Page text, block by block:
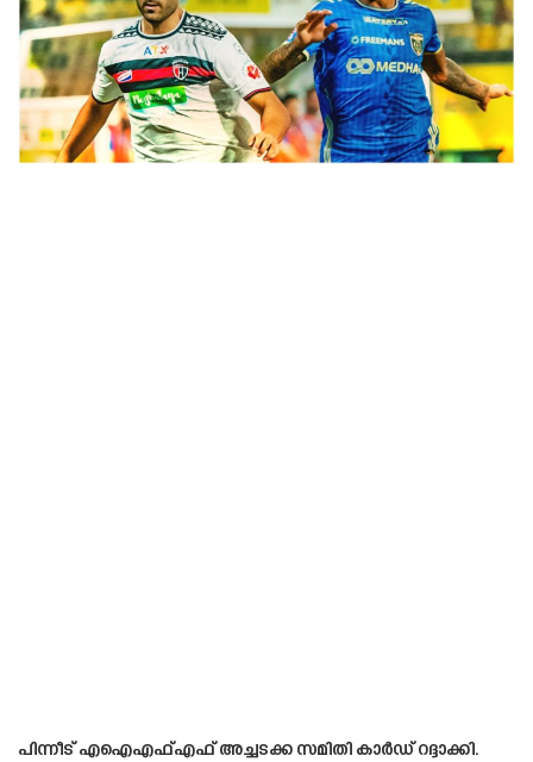
പിന്നീട് എഐഎഫ്എഫ് അച്ചടക്ക സമിതി കാർഡ് റദ്ദാക്കി.